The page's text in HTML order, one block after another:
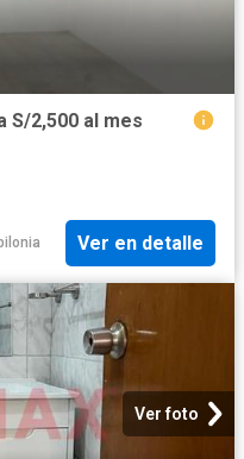
S/2,500 al mes
Ver en detalle
Ver foto